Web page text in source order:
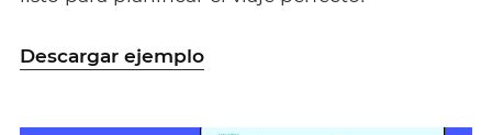
Descargar ejemplo